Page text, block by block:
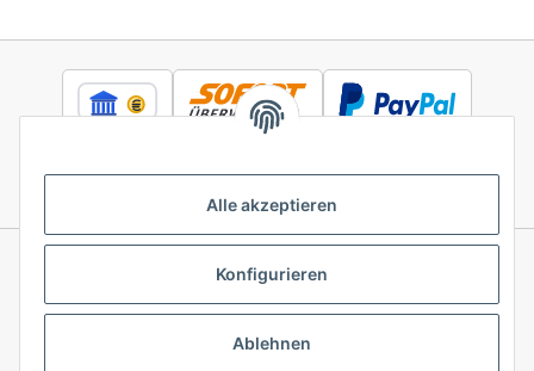
Alle akzeptieren
Konfigurieren
Ablehnen
Informationen